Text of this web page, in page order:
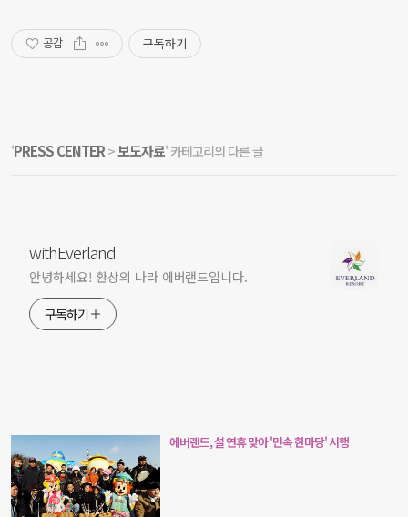
공감 구독하기
'PRESS CENTER>보도자료' 카테고리의 다른 글
withEverland
안녕하세요! 환상의 나라 에버랜드입니다.
구독하기
에버랜드, 설 연휴 맞아 '민속 한마당' 시행